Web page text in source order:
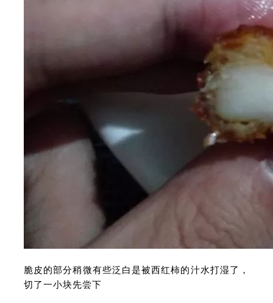
脆皮的部分稍微有些泛白是被西红柿的汁水打湿了，
切了一小块先尝下